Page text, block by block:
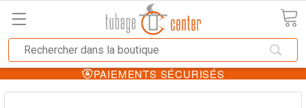
PAIEMENTS SÉCURISÉS